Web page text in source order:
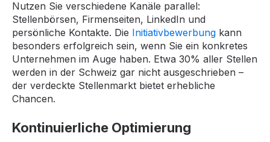
Nutzen Sie verschiedene Kanäle parallel:
Stellenbörsen, Firmenseiten, LinkedIn und
persönliche Kontakte. Die Initiativbewerbung kann
besonders erfolgreich sein, wenn Sie ein konkretes
Unternehmen im Auge haben. Etwa 30% aller Stellen
werden in der Schweiz gar nicht ausgeschrieben –
der verdeckte Stellenmarkt bietet erhebliche
Chancen.
Kontinuierliche Optimierung